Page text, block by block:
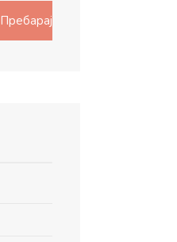
Пребарај